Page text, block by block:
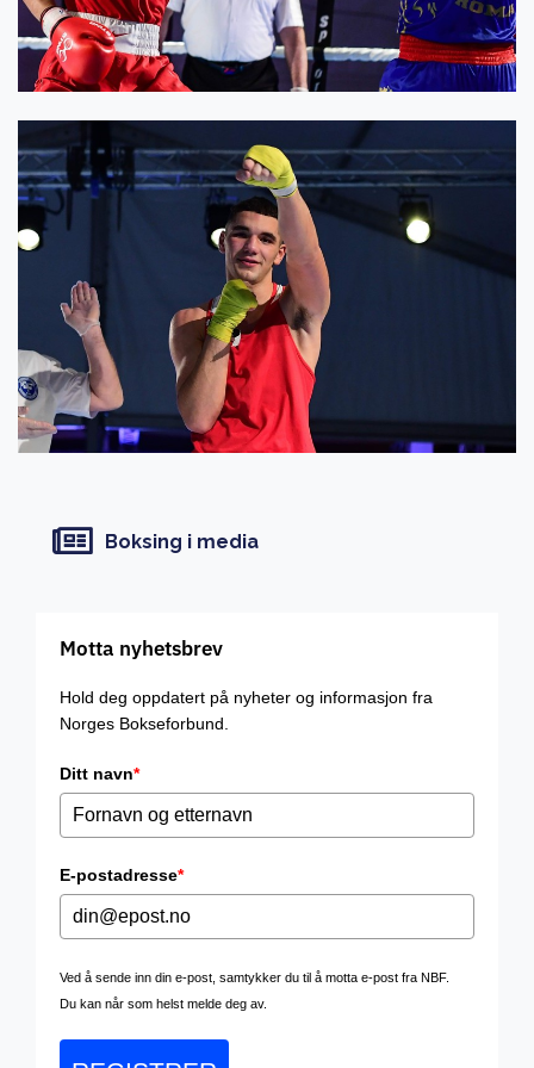
Boksing i media
Motta nyhetsbrev
Hold deg oppdatert på nyheter og informasjon fra
Norges Bokseforbund.
Ditt navn*
E-postadresse*
Ved å sende inn din e-post, samtykker du til å motta e-post fra NBF.
Du kan når som helst melde deg av.